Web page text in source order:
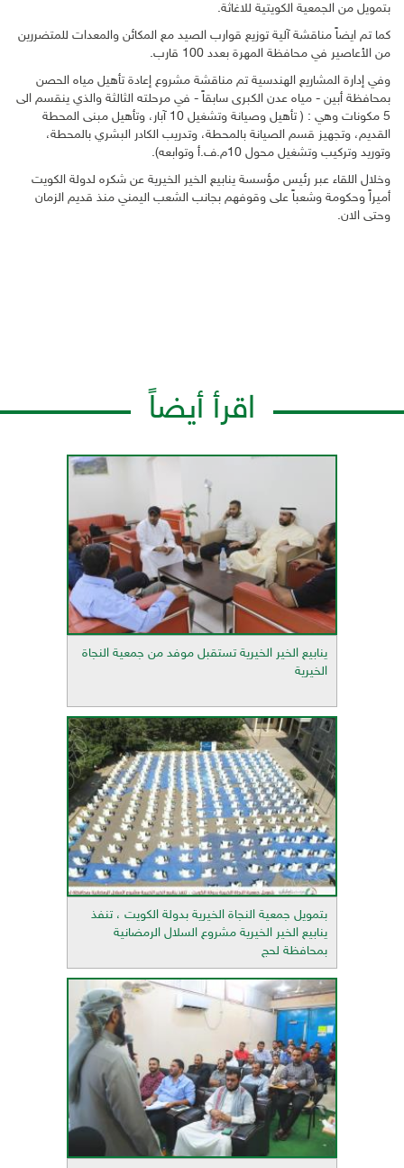
بتمويل من الجمعية الكويتية للاغاثة.
كما تم ايضاً مناقشة آلية توزيع قوارب الصيد مع المكائن والمعدات للمتضررين
من الأعاصير في محافظة المهرة بعدد 100 قارب.
وفي إدارة المشاريع الهندسية تم مناقشة مشروع إعادة تأهيل مياه الحصن
بمحافظة أبين - مياه عدن الكبرى سابقاً - في مرحلته الثالثة والذي ينقسم الى
5 مكونات وهي : ( تأهيل وصيانة وتشغيل 10 آبار، وتأهيل مبنى المحطة
القديم، وتجهيز قسم الصيانة بالمحطة، وتدريب الكادر البشري بالمحطة،
وتوريد وتركيب وتشغيل محول 10م.ف.أ وتوابعه).
وخلال اللقاء عبر رئيس مؤسسة ينابيع الخير الخيرية عن شكره لدولة الكويت
أميراً وحكومة وشعباً على وقوفهم بجانب الشعب اليمني منذ قديم الزمان
وحتى الان.
اقرأ أيضاً
ينابيع الخير الخيرية تستقبل موفد من جمعية النجاة
الخيرية
بتمويل جمعية النجاة الخيرية بدولة الكويت ، تنفذ
ينابيع الخير الخيرية مشروع السلال الرمضانية
بمحافظة لحج